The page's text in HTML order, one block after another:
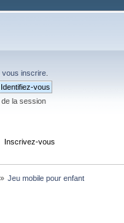
vous inscrire
la session
Inscrivez-vous
» Jeu mobile pour enfant